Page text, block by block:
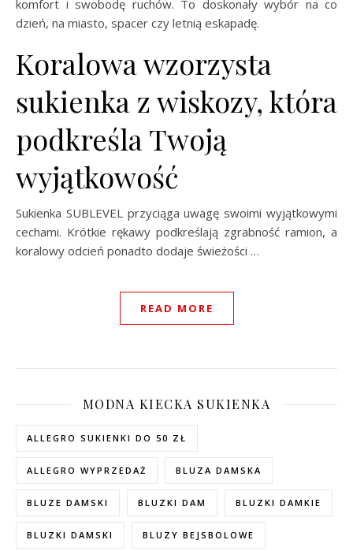
komfort i swobodę ruchów. To doskonały wybór na co
dzień, na miasto, spacer czy letnią eskapadę.
Koralowa wzorzysta
sukienka z wiskozy, która
podkreśla Twoją
wyjątkowość
Sukienka SUBLEVEL przyciąga uwagę swoimi wyjątkowymi
cechami. Krótkie rękawy podkreślają zgrabność ramion, a
koralowy odcień ponadto dodaje świeżości …
READ MORE
MODNA KIECKA SUKIENKA
ALLEGRO SUKIENKI DO 50 ZŁ
ALLEGRO WYPRZEDAŻ BLUZA DAMSKA
BLUZE DAMSKI BLUZKI DAM BLUZKI DAMKIE
BLUZKI DAMSKI BLUZY BEJSBOLOWE